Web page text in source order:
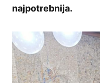
najpotrebnija.